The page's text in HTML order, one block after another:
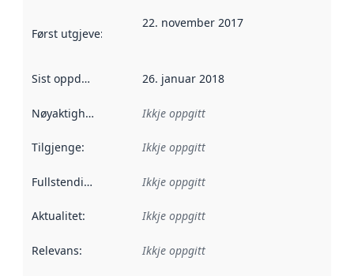
Først utgjeve:
22. november 2017
Sist oppdatert 26. januar 2018
Nøyaktigheit Ikkje oppgitt
Tilgjenge: Ikkje oppgitt
Fullstendigheit Ikkje oppgitt
Aktualitet: Ikkje oppgitt
Relevans: Ikkje oppgitt